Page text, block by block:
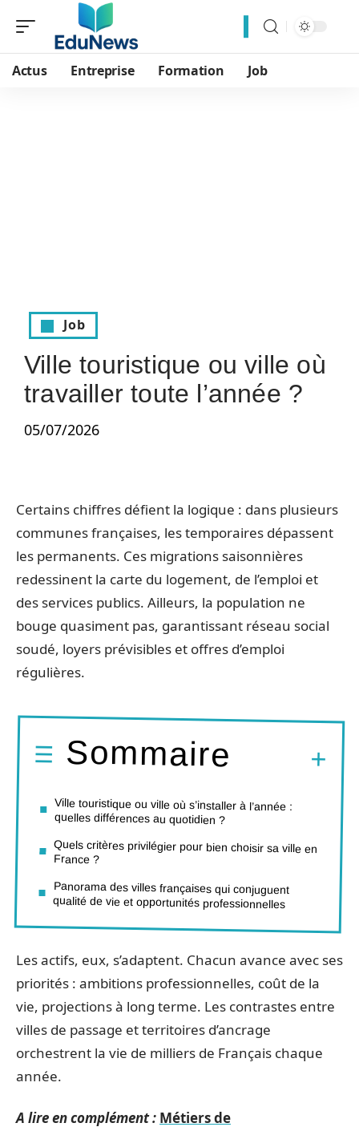
Actus Entreprise Formation Job
Job
Ville touristique ou ville où
travailler toute l’année ?
05/07/2026
Certains chiffres défient la logique : dans plusieurs
communes françaises, les temporaires dépassent
les permanents. Ces migrations saisonnières
redessinent la carte du logement, de l’emploi et
des services publics. Ailleurs, la population ne
bouge quasiment pas, garantissant réseau social
soudé, loyers prévisibles et offres d’emploi
régulières.
Sommaire
Ville touristique ou ville où s’installer à l’année :
quelles différences au quotidien ?
Quels critères privilégier pour bien choisir sa ville en
France ?
Panorama des villes françaises qui conjuguent
qualité de vie et opportunités professionnelles
Les actifs, eux, s’adaptent. Chacun avance avec ses
priorités : ambitions professionnelles, coût de la
vie, projections à long terme. Les contrastes entre
villes de passage et territoires d’ancrage
orchestrent la vie de milliers de Français chaque
année.
A lire en complément : Métiers de